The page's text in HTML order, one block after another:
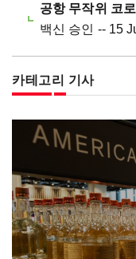
공항 무작위 코
백신 승인 -- 15
카테고리 기사